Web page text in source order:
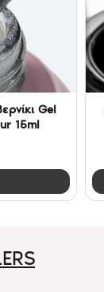
Gel
15ml